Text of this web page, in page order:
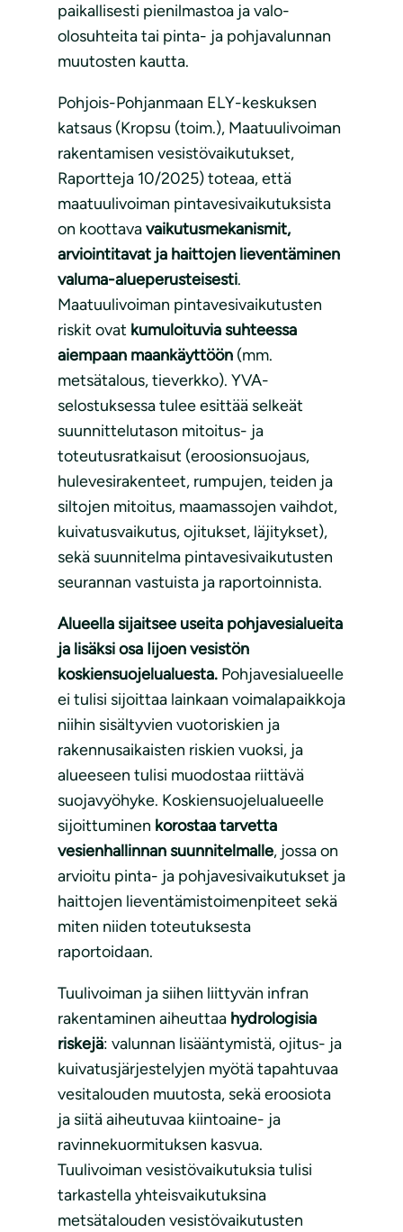
paikallisesti pienilmastoa ja valo-
olosuhteita tai pinta- ja pohjavalunnan
muutosten kautta.
Pohjois-Pohjanmaan ELY-keskuksen
katsaus (Kropsu (toim.), Maatuulivoiman
rakentamisen vesistövaikutukset,
Raportteja 10/2025) toteaa, että
maatuulivoiman pintavesivaikutuksista
on koottavavaikutusmekanismit,
arviointitavat ja haittojen lieventäminen
valuma-alueperusteisesti.
Maatuulivoiman pintavesivaikutusten
riskit ovat kumuloituvia suhteessa
aiempaan maankäyttöön (mm.
metsätalous, tieverkko). YVA-
selostuksessa tulee esittää selkeät
suunnittelutason mitoitus- ja
toteutusratkaisut (eroosionsuojaus,
hulevesirakenteet, rumpujen, teiden ja
siltojen mitoitus, maamassojen vaihdot,
kuivatusvaikutus, ojitukset, läjitykset),
sekä suunnitelma pintavesivaikutusten
seurannan vastuista ja raportoinnista.
Alueella sijaitsee useita pohjavesialueita
ja lisäksi osa Iijoen vesistön
koskiensuojelualuesta. Pohjavesialueelle
ei tulisi sijoittaa lainkaan voimalapaikkoja
niihin sisältyvien vuotoriskien ja
rakennusaikaisten riskien vuoksi, ja
alueeseen tulisi muodostaa riittävä
suojavyöhyke. Koskiensuojelualueelle
sijoittuminen korostaa tarvetta
vesienhallinnan suunnitelmalle, jossa on
arvioitu pinta- ja pohjavesivaikutukset ja
haittojen lieventämistoimenpiteet sekä
miten niiden toteutuksesta
raportoidaan.
Tuulivoiman ja siihen liittyvän infran
rakentaminen aiheuttaa hydrologisia
riskejä: valunnan lisääntymistä, ojitus- ja
kuivatusjärjestelyjen myötä tapahtuvaa
vesitalouden muutosta, sekä eroosiota
ja siitä aiheutuvaa kiintoaine- ja
ravinnekuormituksen kasvua.
Tuulivoiman vesistövaikutuksia tulisi
tarkastella yhteisvaikutuksina
metsätalouden vesistövaikutusten